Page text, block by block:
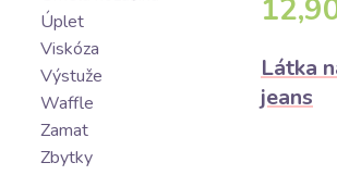
Úplet
Viskóza
Výstuže
Waffle
Zamat
Zbytky
Látka
jeans